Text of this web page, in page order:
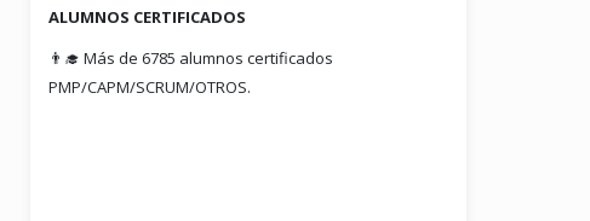
ALUMNOS CERTIFICADOS
👨‍🎓 Más de 6785 alumnos certificados
PMP/CAPM/SCRUM/OTROS.